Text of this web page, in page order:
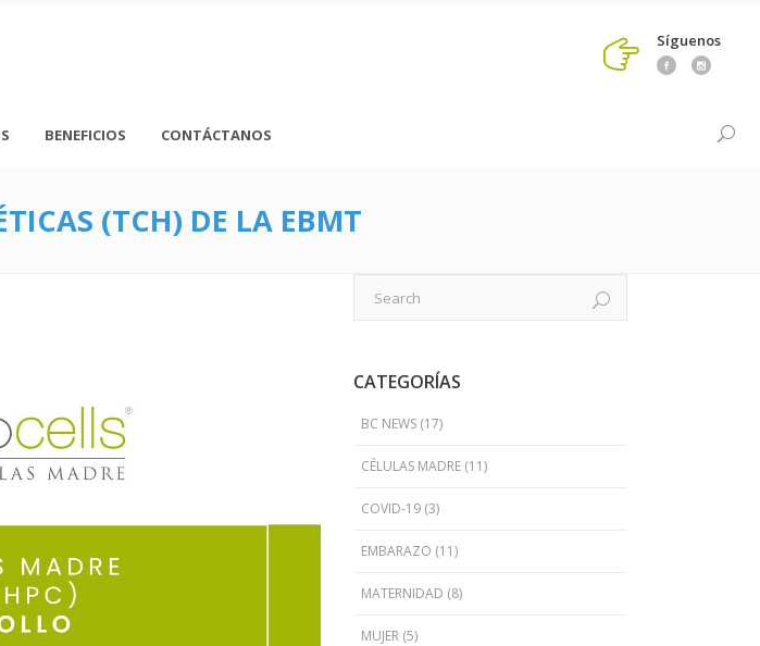
Síguenos
BENEFICIOS CONTÁCTANOS
(TCH) DE LA EBMT
CATEGORÍAS
BC NEWS(17)
CÉLULAS MADRE(11)
COVID-19(3)
EMBARAZO (11)
MATERNIDAD (8)
MUJER(5)